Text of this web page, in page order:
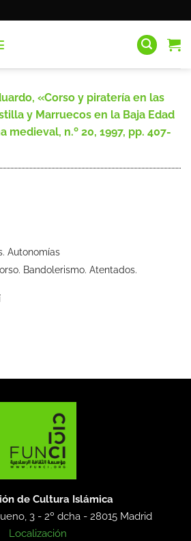
«Corso y piratería en las
y Marruecos en la Baja Edad
medieval, n.º 20, 1997, pp. 407-
Autonomías
Bandolerismo. Atentados.
de Cultura Islámica
3 - 2º dcha -28015 Madrid
Localización